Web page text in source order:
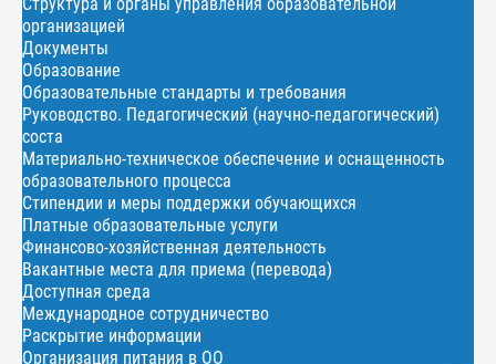
организацией
Документы
Образование
Образовательные стандарты и требования
Руководство. Педагогический (научно-педагогический)
соста
Материально-техническое обеспечение и оснащенность
образовательного процесса
Стипендии и меры поддержки обучающихся
Платные образовательные услуги
Финансово-хозяйственная деятельность
Вакантные места для приема (перевода)
Доступная среда
Международное сотрудничество
Раскрытие информации
Организация питания в ОО